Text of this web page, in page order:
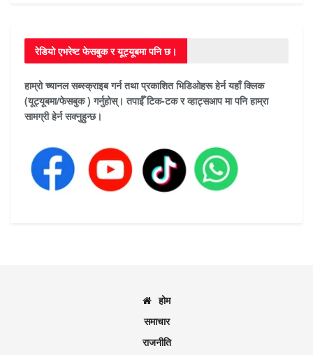
रेडियो एभरेष्ट फेसबुक र यूट्यूबमा पनि छ।
हाम्रो च्यानल सब्स्क्राइब गर्न तथा प्रकाशित भिडिओहरू हेर्न यहाँ क्लिक
(यूट्यूबमा/फेसबुक ) गर्नुहोस्। तपाईँ टिक-टक र व्हाट्सआप मा पनि हाम्रा
सामग्री हेर्न सक्नुहुन्छ।
होम
समाचार
राजनीति